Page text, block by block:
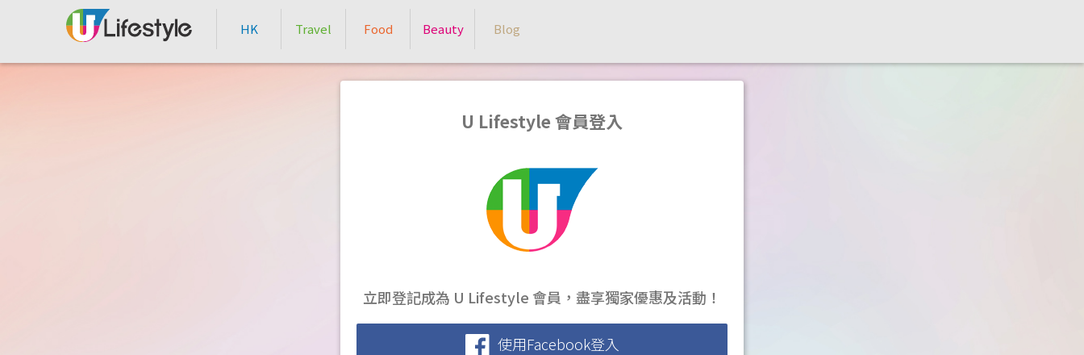
HK Travel Food Beauty Blog
U Lifestyle 會員登入
立即登記成為 U Lifestyle 會員，盡享獨家優惠及活動！
使用Facebook登入